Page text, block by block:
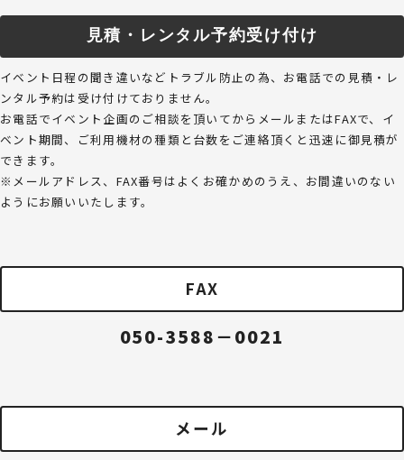
見積・レンタル予約受け付け
イベント日程の聞き違いなどトラブル防止の為、お電話での見積・レ
ンタル予約は受け付けておりません。
お電話でイベント企画のご相談を頂いてからメールまたはFAXで、イ
ベント期間、ご利用機材の種類と台数をご連絡頂くと迅速に御見積が
できます。
※メールアドレス、FAX番号はよくお確かめのうえ、お間違いのない
ようにお願いいたします。
FAX
050-3588－0021
メール